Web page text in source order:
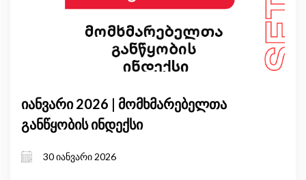
იანვარი 2026 | მომხმარებელთა
განწყობის ინდექსი
30 იანვარი 2026